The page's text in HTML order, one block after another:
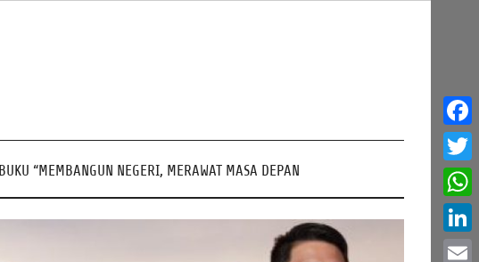
BUKU “MEMBANGUN NEGERI, MERAWAT MASA DEPAN